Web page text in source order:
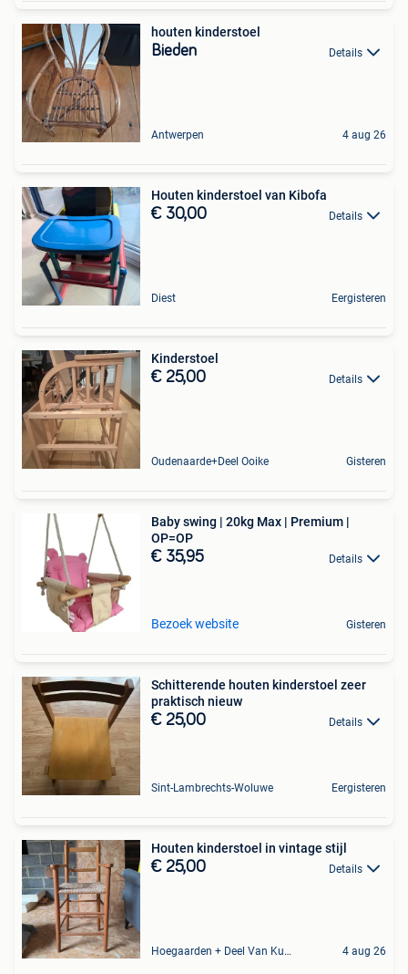
houten kinderstoel
Bieden Details
Antwerpen 4 aug 26
Houten kinderstoel van Kibofa
€ 30,00 Details
Diest Eergisteren
Kinderstoel
€ 25,00 Details
Oudenaarde+Deel Ooike Gisteren
Baby swing | 20kg Max | Premium |
OP=OP
€ 35,95 Details
Bezoek website Gisteren
Schitterende houten kinderstoel zeer
praktisch nieuw
€ 25,00 Details
Sint-Lambrechts-Woluwe Eergisteren
Houten kinderstoel in vintage stijl
€ 25,00 Details
Hoegaarden + Deel Van Kumtich + Deel Van Tienen 4 aug 26